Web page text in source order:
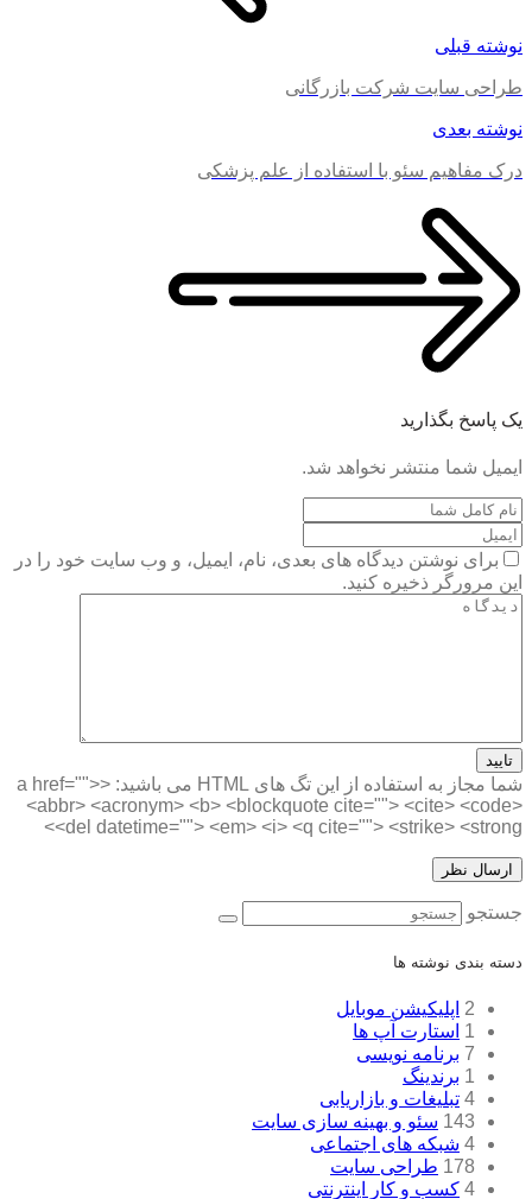
نوشته قبلی
طراحی سایت شرکت بازرگانی
نوشته بعدی
درک مفاهیم سئو با استفاده از علم پزشکی
یک پاسخ بگذارید
ایمیل شما منتشر نخواهد شد.
برای نوشتن دیدگاه های بعدی، نام، ایمیل، و وب سایت خود را در
این مرورگر ذخیره کنید.
تایید
شما مجاز به استفاده از این تگ های HTML می باشید:
<a href="">
<abbr> <acronym> <b> <blockquote cite=""> <cite> <code>
<del datetime=""> <em> <i> <q cite=""> <strike> <strong>
جستجو
دسته بندی نوشته ها
2 اپلیکیشن موبایل
1 استارت آپ ها
7 برنامه نویسی
1 برندینگ
4 تبلیغات و بازاریابی
143 سئو و بهینه سازی سایت
4 شبکه های اجتماعی
178 طراحی سایت
4 کسب و کار اینترنتی